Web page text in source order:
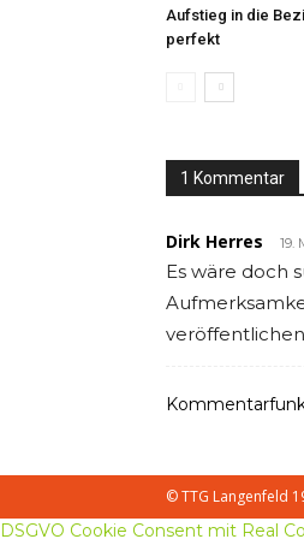
Aufstieg in die
perfekt
1 Kommentar
Dirk Herres 19.
Es wäre doch
© TTG Langenfeld
DSGVO Cookie Consent mit Real